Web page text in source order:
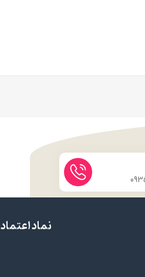
نماد اعتماد